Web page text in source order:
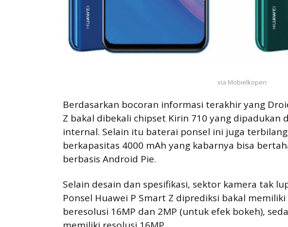
via Mobielkopen
Berdasarkan bocoran informasi terakhir yang
Z bakal dibekali chipset Kirin 710 yang dipadukan
internal. Selain itu baterai ponsel ini juga
berkapasitas 4000 mAh yang kabarnya bisa
berbasis Android Pie.
Selain desain dan spesifikasi, sektor kamera tak
Ponsel Huawei P Smart Z diprediksi bakal
beresolusi 16MP dan 2MP (untuk efek bokeh),